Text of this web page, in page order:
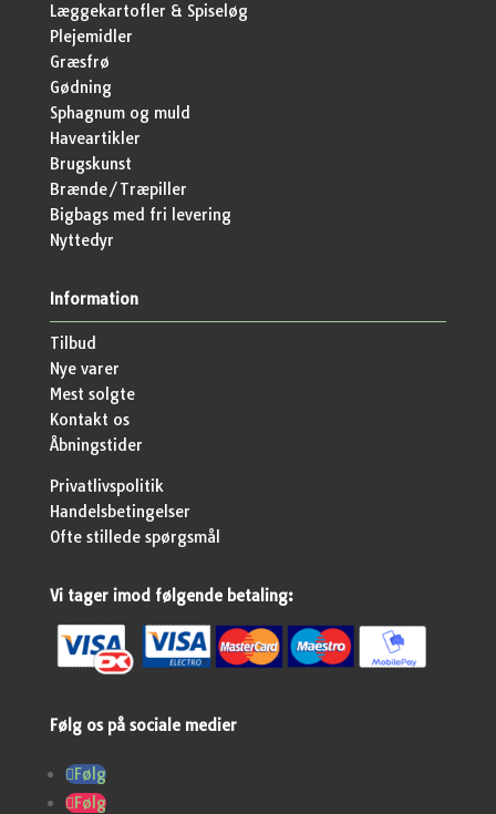
Læggekartofler & Spiseløg
Plejemidler
Græsfrø
Gødning
Sphagnum og muld
Haveartikler
Brugskunst
Brænde/Træpiller
Bigbags med fri levering
Nyttedyr
Information
Tilbud
Nye varer
Mest solgte
Kontakt os
Åbningstider
Privatlivspolitik
Handelsbetingelser
Ofte stillede spørgsmål
Vi tager imod følgende betaling:
Følg os på sociale medier
Følg
Følg